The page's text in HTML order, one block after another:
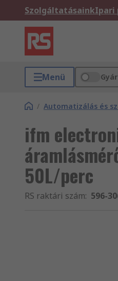
SzolgáltatásainkIpari
Menü
/ Automatizálás és
ifm
50L/perc
RS raktári szám: 596-